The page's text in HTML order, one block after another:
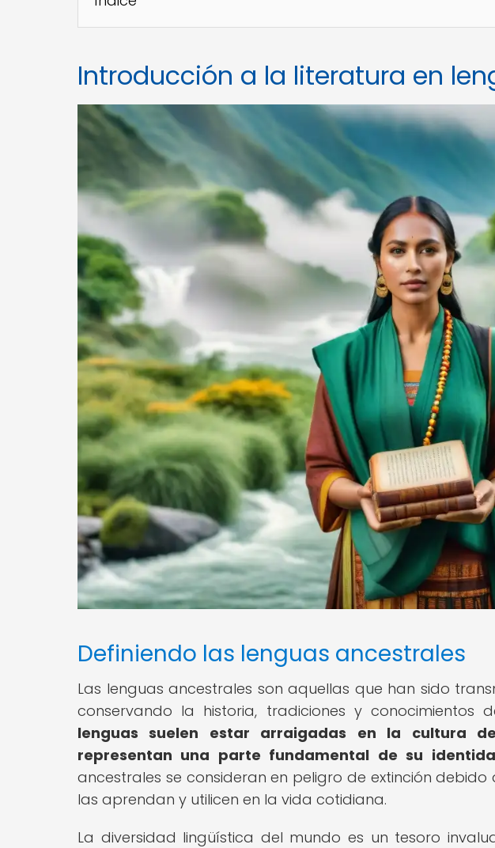
Introducción a la literatura en
Definiendo las lenguas ancestrales
Las lenguas ancestrales son aquellas que han sido
conservando la historia, tradiciones y conocimientos
lenguas suelen estar arraigadas en la cultura
representan una parte fundamental de su
ancestrales se consideran en peligro de extinción
las aprendan y utilicen en la vida cotidiana.
La diversidad lingüística del mundo es un tesoro